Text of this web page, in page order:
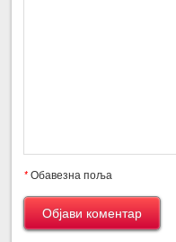
*Обавезна поља